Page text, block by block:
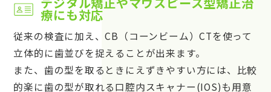
療にも対応
従来の検査に加え、CB（コーンビーム）CTを使って
立体的に歯並びを捉えることが出来ます。
また、歯の型を取るときにえずきやすい方には、比較
的楽に歯の型が取れる口腔内スキャナー(IOS)も用意